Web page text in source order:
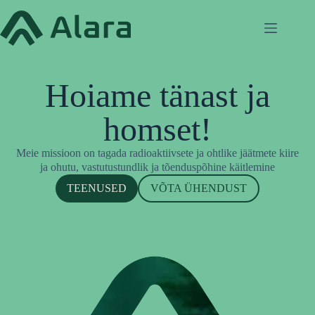
to
content
Hoiame tänast ja
homset!
Meie missioon on tagada radioaktiivsete ja ohtlike jäätmete kiire
ja ohutu, vastutustundlik ja tõenduspõhine käitlemine
TEENUSED
VÕTA ÜHENDUST